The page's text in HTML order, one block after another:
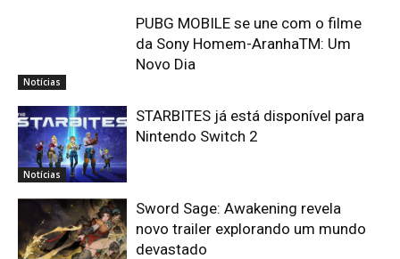
Notícias
PUBG MOBILE se une com o filme
da Sony Homem-AranhaTM: Um
Novo Dia
Notícias
STARBITES já está disponível para
Nintendo Switch 2
Sword Sage: Awakening revela
novo trailer explorando um mundo
devastado